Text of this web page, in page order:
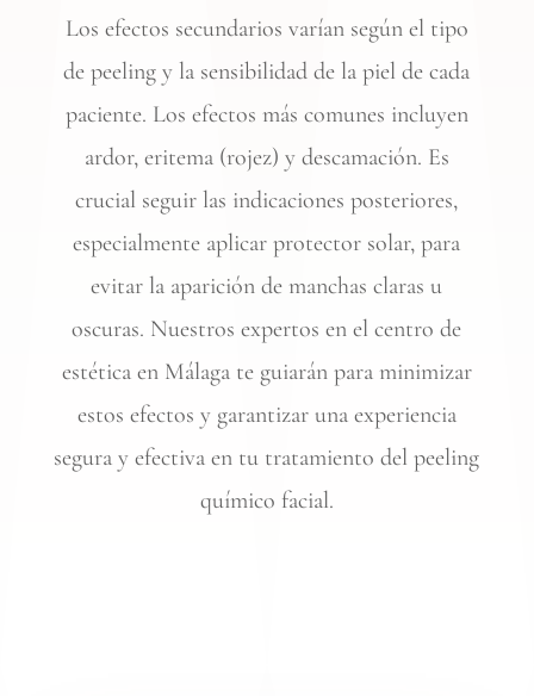
Los efectos secundarios varían según el tipo
de peeling y la sensibilidad de la piel de cada
paciente. Los efectos más comunes incluyen
ardor, eritema (rojez) y descamación. Es
crucial seguir las indicaciones posteriores,
especialmente aplicar protector solar, para
evitar la aparición de manchas claras u
oscuras. Nuestros expertos en el centro de
estética en Málaga te guiarán para minimizar
estos efectos y garantizar una experiencia
segura y efectiva en tu tratamiento del peeling
químico facial.